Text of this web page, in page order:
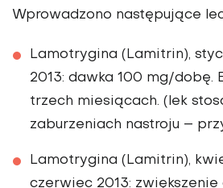
Wprowadzono następujące
Lamotrygina (Lamitrin),
2013: dawka 100 mg/dobę.
trzech miesią­cach. (lek
zaburzeniach nastroju –
Lamotrygina (Lamitrin),
czerwiec 2013: